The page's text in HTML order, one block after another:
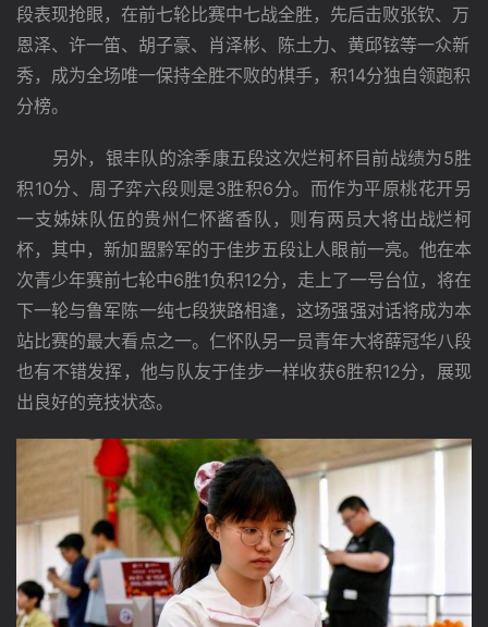
段表现抢眼，在前七轮比赛中七战全胜，先后击败张钦、万
恩泽、许一笛、胡子豪、肖泽彬、陈土力、黄邱铉等一众新
秀，成为全场唯一保持全胜不败的棋手，积14分独自领跑积
分榜。
另外，银丰队的涂季康五段这次烂柯杯目前战绩为5胜
积10分、周子弈六段则是3胜积6分。而作为平原桃花开另
一支姊妹队伍的贵州仁怀酱香队，则有两员大将出战烂柯
杯，其中，新加盟黔军的于佳步五段让人眼前一亮。他在本
次青少年赛前七轮中6胜1负积12分，走上了一号台位，将在
下一轮与鲁军陈一纯七段狭路相逢，这场强强对话将成为本
站比赛的最大看点之一。仁怀队另一员青年大将薛冠华八段
也有不错发挥，他与队友于佳步一样收获6胜积12分，展现
出良好的竞技状态。